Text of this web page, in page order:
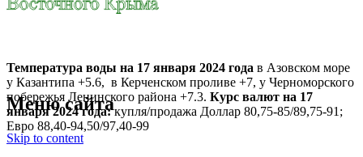
Температура воды на 17 января 2024 года в Азовском море
у Казантипа +5.6, в Керченском проливе +7, у Черноморского
побережья Ленинского района +7.3. Курс валют на 17
января 2024 года:купля/продажа Доллар 80,75-85/89,75-91;
Евро 88,40-94,50/97,40-99
Меню сайта
Skip to content